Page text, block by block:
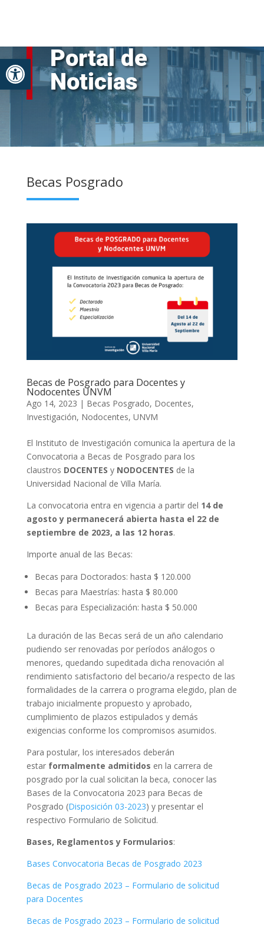
Abrir barra de herramientas
Portal de
Noticias
Becas Posgrado
Becas de Posgrado para Docentes y
Nodocentes UNVM
Ago 14, 2023 | Becas Posgrado, Docentes,
Investigación, Nodocentes, UNVM
El Instituto de Investigación comunica la apertura de la
Convocatoria a Becas de Posgrado para los
claustros DOCENTES y NODOCENTES de la
Universidad Nacional de Villa María.
La convocatoria entra en vigencia a partir del 14 de
agosto y permanecerá abierta hasta el 22 de
septiembre de 2023, a las 12 horas.
Importe anual de las Becas:
Becas para Doctorados: hasta $ 120.000
Becas para Maestrías: hasta $ 80.000
Becas para Especialización: hasta $ 50.000
La duración de las Becas será de un año calendario
pudiendo ser renovadas por períodos análogos o
menores, quedando supeditada dicha renovación al
rendimiento satisfactorio del becario/a respecto de las
formalidades de la carrera o programa elegido, plan de
trabajo inicialmente propuesto y aprobado,
cumplimiento de plazos estipulados y demás
exigencias conforme los compromisos asumidos.
Para postular, los interesados deberán
estar formalmente admitidos en la carrera de
posgrado por la cual solicitan la beca, conocer las
Bases de la Convocatoria 2023 para Becas de
Posgrado (Disposición 03-2023) y presentar el
respectivo Formulario de Solicitud.
Bases, Reglamentos y Formularios:
Bases Convocatoria Becas de Posgrado 2023
Becas de Posgrado 2023 – Formulario de solicitud
para Docentes
Becas de Posgrado 2023 – Formulario de solicitud